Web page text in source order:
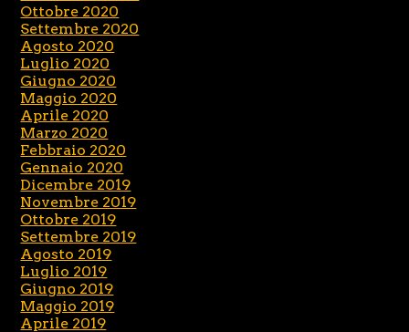
Ottobre 2020
Settembre 2020
Agosto 2020
Luglio 2020
Giugno 2020
Maggio 2020
Aprile 2020
Marzo 2020
Febbraio 2020
Gennaio 2020
Dicembre 2019
Novembre 2019
Ottobre 2019
Settembre 2019
Agosto 2019
Luglio 2019
Giugno 2019
Maggio 2019
Aprile 2019